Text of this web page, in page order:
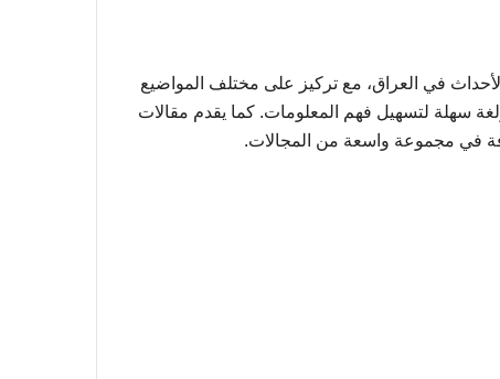
في العراق، مع تركيز على مختلف المواضيع
سهلة لتسهيل فهم المعلومات. كما يقدم مقالات
في مجموعة واسعة من المجالات.